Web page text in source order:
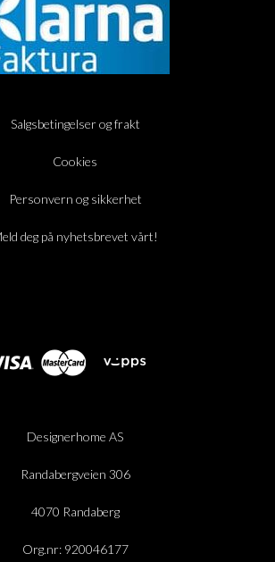
Salgsbetingelser og frakt
Cookies
Personvern og sikkerhet
deg på nyhetsbrevet vårt!
Designerhome AS
Randabergveien 306
4070 Randaberg
Org.nr: 920046177